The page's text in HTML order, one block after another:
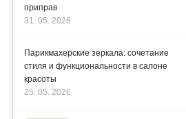
приправ
31. 05. 2026
Парикмахерские зеркала: сочетание
стиля и функциональности в салоне
красоты
25. 05. 2026